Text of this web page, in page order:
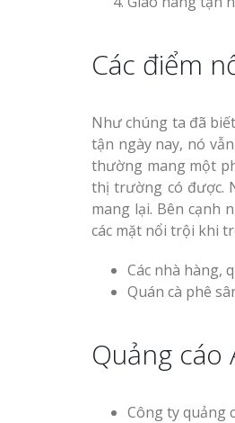
Các điểm
Như chúng ta đã
tận ngày nay, nó
thường mang một
thị trường có được.
mang lại. Bên cạnh
các mặt nổi trội khi
Các nhà hàng,
Quán cà phê
Quảng cáo
Công ty quảng
Làm biển
Nghệ An
Mẫu biển
bằng gỗ
Mẫu biển